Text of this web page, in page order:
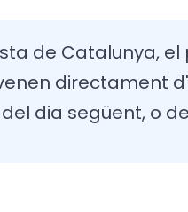
de Catalunya,
directament
dia següent, o